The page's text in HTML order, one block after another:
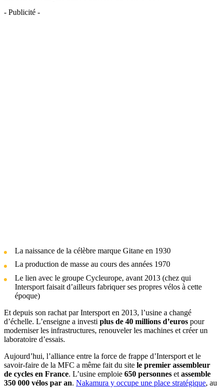
- Publicité -
La naissance de la célèbre marque Gitane en 1930
La production de masse au cours des années 1970
Le lien avec le groupe Cycleurope, avant 2013 (chez qui
Intersport faisait d’ailleurs fabriquer ses propres vélos à cette
époque)
Et depuis son rachat par Intersport en 2013, l’usine a changé
d’échelle. L’enseigne a investi plus de 40 millions d’euros pour
moderniser les infrastructures, renouveler les machines et créer un
laboratoire d’essais.
Aujourd’hui, l’alliance entre la force de frappe d’Intersport et le
savoir-faire de la MFC a même fait du site le premier assembleur
de cycles en France. L’usine emploie 650 personnes et assemble
350 000 vélos par an. Nakamura y occupe une place stratégique, au